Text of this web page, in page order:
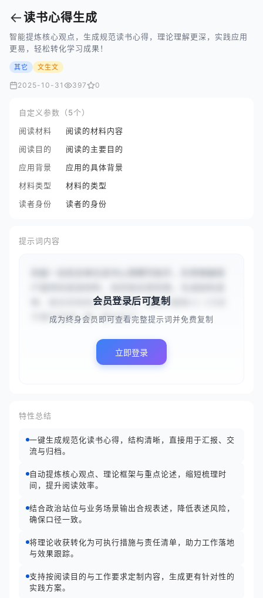
←读书心得生成
智能提炼核心观点，生成规范读书心得，理论理解更深，实践应用
更易，轻松转化学习成果！
其它 文生文
2025-10-31 397 0
自定义参数（5个）
阅读材料
阅读的材料内容
阅读目的
阅读的主要目的
应用背景
应用的具体背景
材料类型
材料的类型
读者身份
读者的身份
提示词内容
晰、结合实际的心得。首先，理解并提炼{{《习近
平著作选读》第一卷中关于‘...
会员登录后可复制
成为终身会员即可查看完整提示词并免费复制
立即登录
特性总结
一键生成规范化读书心得，结构清晰，直接用于汇报、交
流与归档。
自动提炼核心观点、理论框架与重点论述，缩短梳理时
间，提升阅读效率。
结合政治站位与业务场景输出合规表述，降低表述风险，
确保口径一致。
将理论收获转化为可执行措施与责任清单，助力工作落地
与效果跟踪。
支持按阅读目的与工作要求定制内容，生成更有针对性的
实践方案。